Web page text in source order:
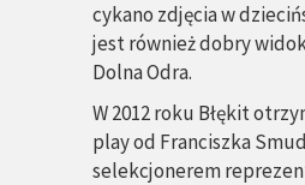
cykano zdjęcia w
jest również dobry
Dolna Odra.
W 2012 roku Błękit
play od Franciszka
selekcjonerem